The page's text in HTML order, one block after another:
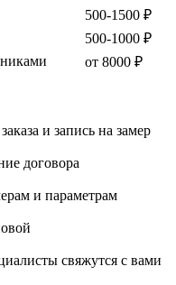
500-1500 ₽
500-1000 ₽
от 8000 ₽
и запись на замер
договора
и параметрам
свяжутся с вами